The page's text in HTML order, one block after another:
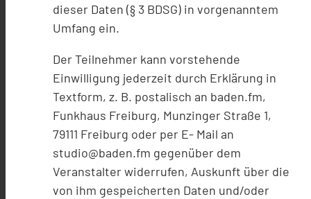
dieser Daten (§ 3 BDSG) in vorgenanntem
Umfang ein.
Der Teilnehmer kann vorstehende
Einwilligung jederzeit durch Erklärung in
Textform, z. B. postalisch an baden.fm,
Funkhaus Freiburg, Munzinger Straße 1,
79111 Freiburg oder per E- Mail an
studio@baden.fm gegenüber dem
Veranstalter widerrufen, Auskunft über die
von ihm gespeicherten Daten und/oder